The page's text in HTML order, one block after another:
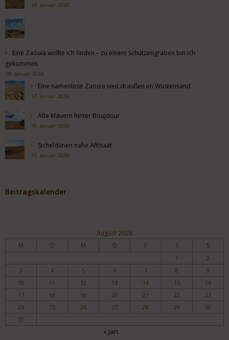
19. Januar 2026
Eine Zaouia wollte ich finden – zu einem Schützengraben bin ich
gekommen
18. Januar 2026
Eine namenlose Zaouia weit draußen im Wüstensand
17. Januar 2026
Alte Mauern hinter Boujdour
16. Januar 2026
Sicheldünen nahe Aftisaat
15. Januar 2026
Beitragskalender
August 2026
M D M D F S S
1
2
3
4 5 6 7 8
9
10
11 12 13 14 15
16
17
18 19 20 21 22
23
24
25 26 27 28 29
30
31
« Jan.